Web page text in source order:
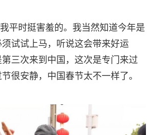
平时挺害羞的。我当然知道今年是
试试上马，听说这会带来好运
三次来到中国，这次是专门来过
很安静，中国春节太不一样了。